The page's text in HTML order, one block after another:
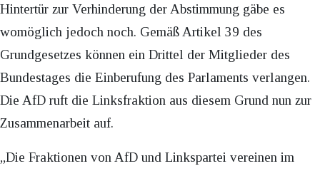
Hintertür zur Verhinderung der Abstimmung gäbe es
womöglich jedoch noch. Gemäß Artikel 39 des
Grundgesetzes können ein Drittel der Mitglieder des
Bundestages die Einberufung des Parlaments verlangen.
Die AfD ruft die Linksfraktion aus diesem Grund nun zur
Zusammenarbeit auf.
„Die Fraktionen von AfD und Linkspartei vereinen im